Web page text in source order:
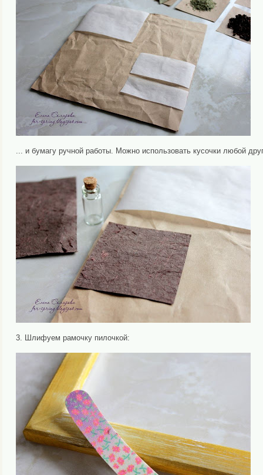
... и бумагу ручной работы. Можно использовать кусочки любой
3. Шлифуем рамочку пилочкой: